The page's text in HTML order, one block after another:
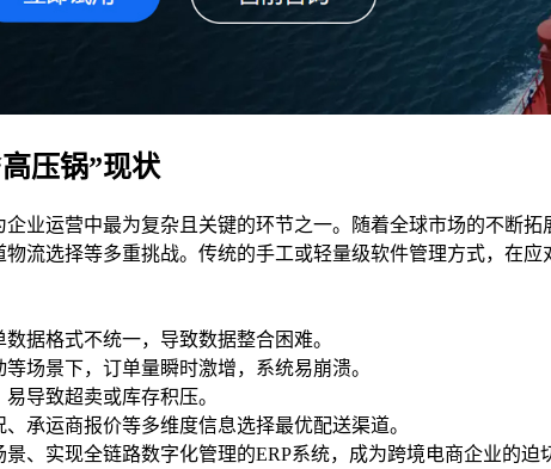
压锅”现状
业运营中最为复杂且关键的环节之一。随着全球市场的不断
流选择等多重挑战。传统的手工或轻量级软件管理方式，在
据格式不统一，导致数据整合困难。
场景下，订单量瞬时激增，系统易崩溃。
导致超卖或库存积压。
承运商报价等多维度信息选择最优配送渠道。
、实现全链路数字化管理的ERP系统，成为跨境电商企业的